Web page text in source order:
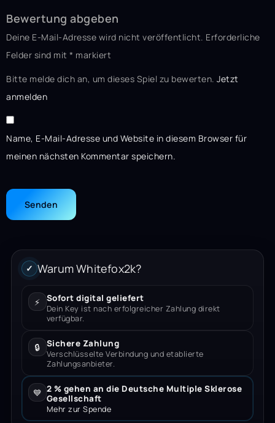
Bewertung abgeben
Deine E-Mail-Adresse wird nicht veröffentlicht. Erforderliche
Felder sind mit * markiert
Bitte melde dich an, um dieses Spiel zu bewerten. Jetzt
anmelden
Name, E-Mail-Adresse und Website in diesem Browser für
meinen nächsten Kommentar speichern.
✓ Warum Whitefox2k?
⚡ Sofort digital geliefert
Dein Key ist nach erfolgreicher Zahlung direkt
verfügbar.
🔒 Sichere Zahlung
Verschlüsselte Verbindung und etablierte
Zahlungsanbieter.
💙 2 % gehen an die Deutsche Multiple Sklerose
Gesellschaft
Mehr zur Spende